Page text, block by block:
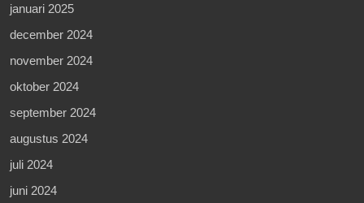
januari 2025
december 2024
november 2024
oktober 2024
september 2024
augustus 2024
juli 2024
juni 2024